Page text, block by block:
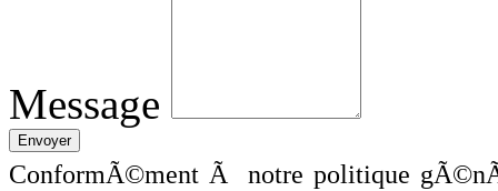
Message
ConformÃ©ment Ã notre politique